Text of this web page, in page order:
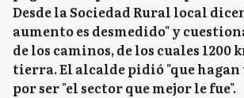
Desde la Sociedad Rural local
aumento es desmedido" y
de los caminos, de los cuales 1200
tierra. El alcalde pidió "que hagan
por ser "el sector que mejor le fue".